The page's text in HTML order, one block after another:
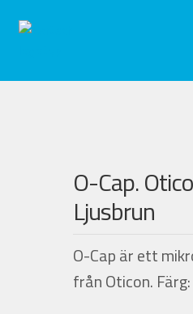
till
till
Hörseltest
Hörselskydd
Webshop
O-Cap.
Ljusbrun
O-Cap är ett
från Oticon.